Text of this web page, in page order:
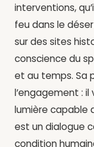
interventions,
feu dans le
sur des sites
conscience du
et au temps. Sa
l’engagement :
lumière capable
est un dialogue
condition